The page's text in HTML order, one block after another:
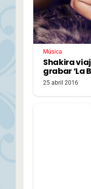
Música
Shakira
grabar ‘La
25 abril 2016